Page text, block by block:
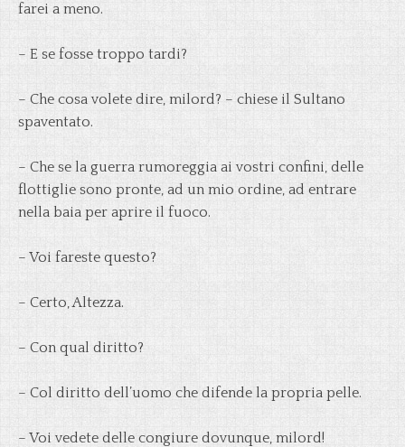
farei a meno.
– E se fosse troppo tardi?
– Che cosa volete dire, milord? – chiese il Sultano
spaventato.
– Che se la guerra rumoreggia ai vostri confini, delle
flottiglie sono pronte, ad un mio ordine, ad entrare
nella baia per aprire il fuoco.
– Voi fareste questo?
– Certo, Altezza.
– Con qual diritto?
– Col diritto dell’uomo che difende la propria pelle.
– Voi vedete delle congiure dovunque, milord!